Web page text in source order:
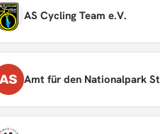
AS Cycling Team e.V.
AS Amt für den Nationalpark